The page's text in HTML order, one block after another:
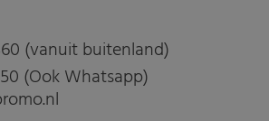
(vanuit buitenland)
(Ook Whatsapp)